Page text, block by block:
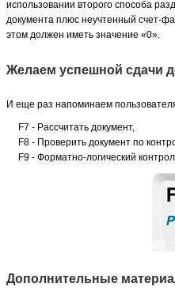
использовании второго способа
документа плюс неучтенный счет-
этом должен иметь значение «0».
Желаем успешной сдачи
И еще раз напоминаем
F7 - Рассчитать документ,
F8 - Проверить документ по
F9 - Форматно-логический
Дополнительные